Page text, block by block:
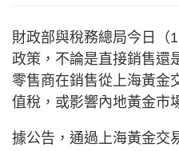
財政部與稅務總局今日（
政策，不論是直接銷售還
零售商在銷售從上海黃金
值稅，或影響內地黃金市
據公告，通過上海黃金交